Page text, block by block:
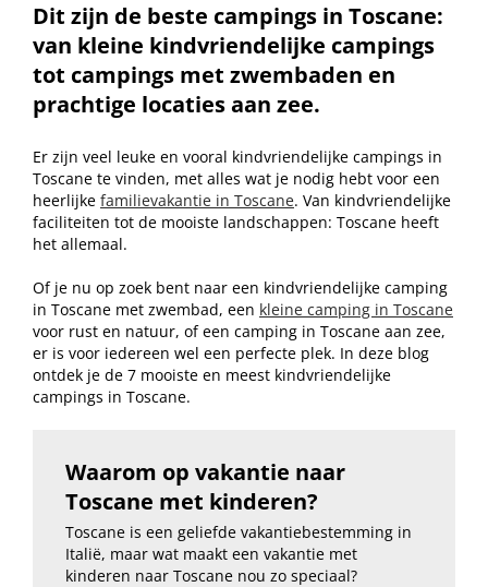
Dit zijn de beste campings in Toscane:
van kleine kindvriendelijke campings
tot campings met zwembaden en
prachtige locaties aan zee.
Er zijn veel leuke en vooral kindvriendelijke campings in
Toscane te vinden, met alles wat je nodig hebt voor een
heerlijke familievakantie in Toscane. Van kindvriendelijke
faciliteiten tot de mooiste landschappen: Toscane heeft
het allemaal.
Of je nu op zoek bent naar een kindvriendelijke camping
in Toscane met zwembad, een kleine camping in Toscane
voor rust en natuur, of een camping in Toscane aan zee,
er is voor iedereen wel een perfecte plek. In deze blog
ontdek je de 7 mooiste en meest kindvriendelijke
campings in Toscane.
Waarom op vakantie naar
Toscane met kinderen?
Toscane is een geliefde vakantiebestemming in
Italië, maar wat maakt een vakantie met
kinderen naar Toscane nou zo speciaal?